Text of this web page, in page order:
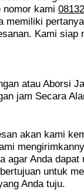
nomor kami
memiliki
Kami siap
atau Aborsi
jam Secara
akan kami
agar Anda
untuk
Anda tuju.